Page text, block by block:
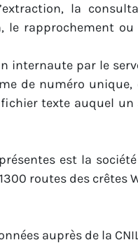
la
rapprochement ou
internaute par le
de numéro unique,
texte auquel un
est la
routes des crêtes
auprès de la